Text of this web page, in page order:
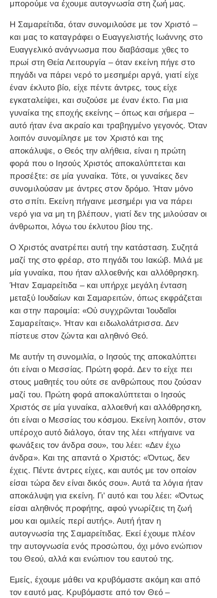
μπορούμε να έχουμε αυτογνωσία στη ζωή μας.
Η Σαμαρείτιδα, όταν συνομιλούσε με τον Χριστό –
και μας το καταγράφει ο Ευαγγελιστής Ιωάννης στο
Ευαγγελικό ανάγνωσμα που διαβάσαμε χθες το
πρωί στη Θεία Λειτουργία – όταν εκείνη πήγε στο
πηγάδι να πάρει νερό το μεσημέρι αργά, γιατί είχε
έναν έκλυτο βίο, είχε πέντε άντρες, τους είχε
εγκαταλείψει, και συζούσε με έναν έκτο. Για μια
γυναίκα της εποχής εκείνης – όπως και σήμερα –
αυτό ήταν ένα ακραίο και τραβηγμένο γεγονός. Όταν
λοιπόν συνομίλησε με τον Χριστό και της
αποκάλυψε, ο Θεός την αλήθεια, είναι η πρώτη
φορά που ο Ιησούς Χριστός αποκαλύπτεται και
προσέξτε: σε μία γυναίκα. Τότε, οι γυναίκες δεν
συνομιλούσαν με άντρες στον δρόμο. Ήταν μόνο
στο σπίτι. Εκείνη πήγαινε μεσημέρι για να πάρει
νερό για να μη τη βλέπουν, γιατί δεν της μιλούσαν οι
άνθρωποι, λόγω του έκλυτου βίου της.
Ο Χριστός ανατρέπει αυτή την κατάσταση. Συζητά
μαζί της στο φρέαρ, στο πηγάδι του Ιακώβ. Μιλά με
μία γυναίκα, που ήταν αλλοεθνής και αλλόθρησκη.
Ήταν Σαμαρείτιδα – και υπήρχε μεγάλη ένταση
μεταξύ Ιουδαίων και Σαμαρειτών, όπως εκφράζεται
και στην παροιμία: «Οὐ συγχρῶνται Ἰουδαῖοι
Σαμαρείταις». Ήταν και ειδωλολάτρισσα. Δεν
πίστευε στον ζώντα και αληθινό Θεό.
Με αυτήν τη συνομιλία, ο Ιησούς της αποκαλύπτει
ότι είναι ο Μεσσίας. Πρώτη φορά. Δεν το είχε πει
στους μαθητές του ούτε σε ανθρώπους που ζούσαν
μαζί του. Πρώτη φορά αποκαλύπτεται ο Ιησούς
Χριστός σε μία γυναίκα, αλλοεθνή και αλλόθρησκη,
ότι είναι ο Μεσσίας του κόσμου. Εκείνη λοιπόν, στον
υπέροχο αυτό διάλογο, όταν της λέει «πήγαινε να
φωνάξεις τον άνδρα σου», του λέει: «Δεν έχω
άνδρα». Και της απαντά ο Χριστός: «Όντως, δεν
έχεις. Πέντε άντρες είχες, και αυτός με τον οποίον
είσαι τώρα δεν είναι δικός σου». Αυτά τα λόγια ήταν
αποκάλυψη για εκείνη. Γι’ αυτό και του λέει: «Όντως
είσαι αληθινός προφήτης, αφού γνωρίζεις τη ζωή
μου και ομιλείς περί αυτής». Αυτή ήταν η
αυτογνωσία της Σαμαρείτιδας. Εκεί έχουμε πλέον
την αυτογνωσία ενός προσώπου, όχι μόνο ενώπιον
του Θεού, αλλά και ενώπιον του εαυτού της.
Εμείς, έχουμε μάθει να κρυβόμαστε ακόμη και από
τον εαυτό μας. Κρυβόμαστε από τον Θεό –